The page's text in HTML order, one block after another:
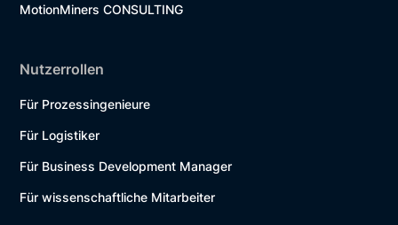
MotionMiners CONSULTING
Nutzerrollen
Für Prozessingenieure
Für Logistiker
Für Business Development Manager
Für wissenschaftliche Mitarbeiter